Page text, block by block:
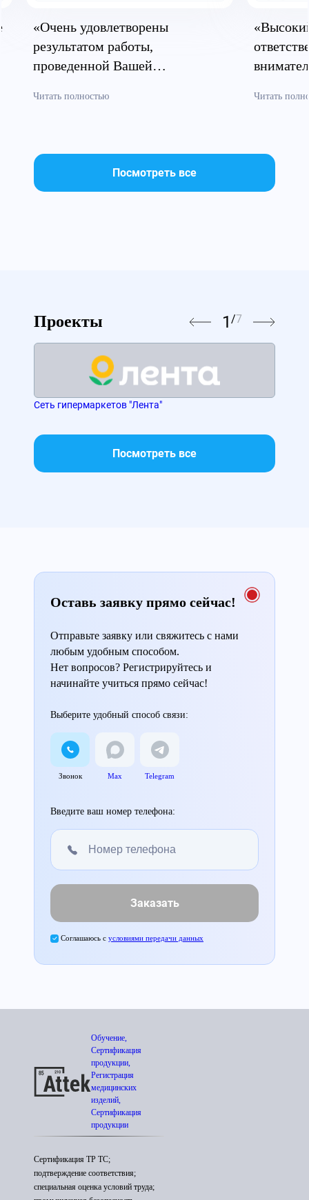
«Очень удовлетворены
результатом работы,
проведенной Вашей
Читать полностью Читать
Посмотреть все
Проекты 1 /7
Сеть гипермаркетов "Лента"
Посмотреть все
Оставь заявку прямо сейчас!
Отправьте заявку или свяжитесь с нами
любым удобным способом.
Нет вопросов? Регистрируйтесь и
начинайте учиться прямо сейчас!
Выберите удобный способ связи:
Звонок Max Telegram
Введите ваш номер телефона:
Заказать
Соглашаюсь с условиями передачи данных
Обучение,
Сертификация
продукции,
Регистрация
медицинских
изделий,
Сертификация
продукции
Сертификация ТР ТС;
подтверждение соответствия;
специальная оценка условий труда;